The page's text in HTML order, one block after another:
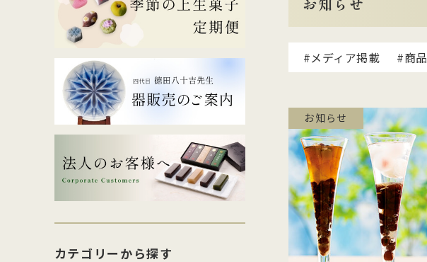
金沢伝統の縁起菓子
上生菓子
伝統名菓
羊羹・棹物
どら焼き
もなか
生菓子・饅頭
その他のお菓子
涼菓
キッズわがし
和菓子作り体験セット
雑貨・書籍
長生殿
四百年間かわらぬ製法を守り続け日
本三名菓の随一と称えられておりま
す。
千歳
コクのあるこし餡を飴炊
強い求肥で包み上げ、紅
糖を贅沢にまぶした森八
菓。
蛇玉もなか
森八の商標「蛇玉」を形にした、香
ばしい加賀のもなか種としっとりと
したこし餡が魅力
もち皮どら焼き
しっとりとしたもち皮に
産小豆のつぶあんを包み
の森八定番菓子
ギフト・詰合せ ご自宅用・少量
#メディア掲載 #商
お知らせ
カテゴリーから探す